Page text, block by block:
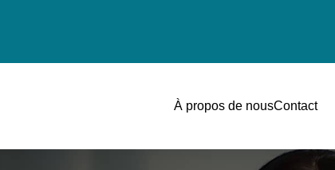
À propos de nousContact